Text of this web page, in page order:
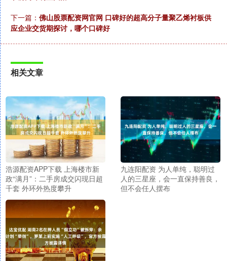
下一篇： 佛山股票配资网官网 口碑好的超高分子量聚乙烯衬板供
应企业交货期探讨，哪个口碑好
相关文章
浩源配资APP下载 上海楼市新
政“满月”：二手房成交闪现日超
千套 外环外热度攀升
九连阳配资 为人单纯，聪明过
人的三星座，会一直保持善良，
但不会任人摆布